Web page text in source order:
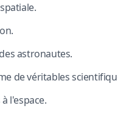
astronautes.
de véritables
l'espace.